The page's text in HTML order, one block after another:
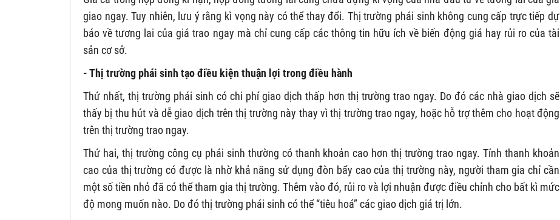
giao ngay. Tuy nhiên, lưu ý rằng kì vọng này có thể thay đổi. Thị trường phái sinh không cung cấp trực tiếp dự
báo về tương lai của giá trao ngay mà chỉ cung cấp các thông tin hữu ích về biến động giá hay rủi ro của tài
sản cơ sở.
- Thị trường phái sinh tạo điều kiện thuận lợi trong điều hành
Thứ nhất, thị trường phái sinh có chi phí giao dịch thấp hơn thị trường trao ngay. Do đó các nhà giao dịch sẽ
thấy bị thu hút và dễ giao dịch trên thị trường này thay vì thị trường trao ngay, hoặc hỗ trợ thêm cho hoạt động
trên thị trường trao ngay.
Thứ hai, thị trường công cụ phái sinh thường có thanh khoản cao hơn thị trường trao ngay. Tính thanh khoản
cao của thị trường có được là nhờ khả năng sử dụng đòn bẩy cao của thị trường này, người tham gia chỉ cần
một số tiền nhỏ đã có thể tham gia thị trường. Thêm vào đó, rủi ro và lợi nhuận được điều chỉnh cho bất kì mức
độ mong muốn nào. Do đó thị trường phái sinh có thể “tiêu hoá” các giao dịch giá trị lớn.